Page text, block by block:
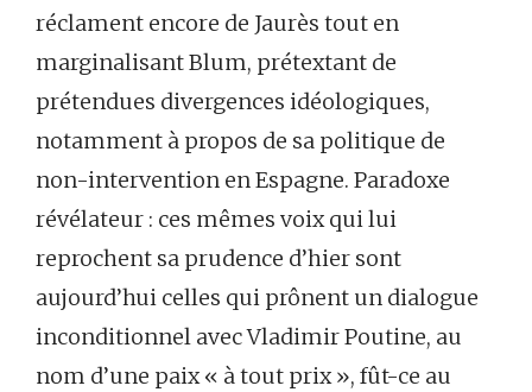
réclament encore de Jaurès tout en
marginalisant Blum, prétextant de
prétendues divergences idéologiques,
notamment à propos de sa politique de
non-intervention en Espagne. Paradoxe
révélateur : ces mêmes voix qui lui
reprochent sa prudence d’hier sont
aujourd’hui celles qui prônent un dialogue
inconditionnel avec Vladimir Poutine, au
nom d’une paix « à tout prix », fût-ce au